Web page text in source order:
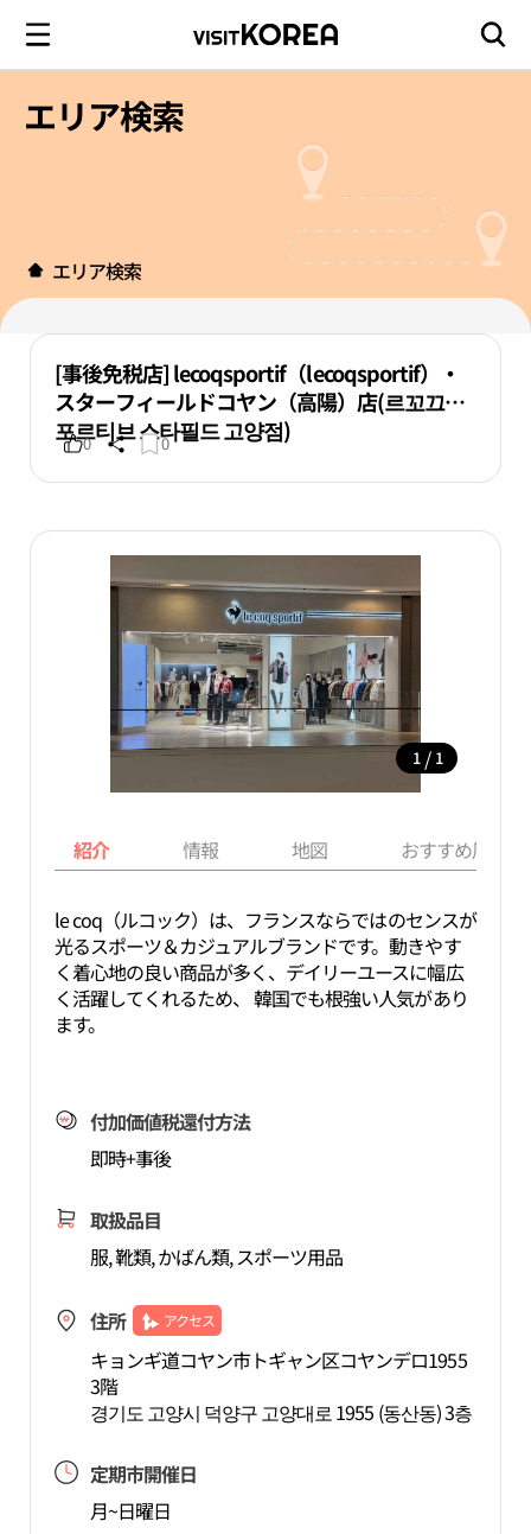
エリア検索
エリア検索
[事後免税店] lecoqsportif（lecoqsportif）・
スターフィールドコヤン（高陽）店(르꼬끄스
포르티브 스타필드 고양점)
0 0
1 / 1
紹介 情報 地図 おすすめ周辺
le coq（ルコック）は、フランスならではのセンスが
光るスポーツ＆カジュアルブランドです。動きやす
く着心地の良い商品が多く、デイリーユースに幅広
く活躍してくれるため、 韓国でも根強い人気があり
ます。
付加価値税還付方法
即時+事後
取扱品目
服, 靴類, かばん類, スポーツ用品
住所 アクセス
キョンギ道コヤン市トギャン区コヤンデロ1955
3階
경기도 고양시 덕양구 고양대로 1955 (동산동) 3층
定期市開催日
月~日曜日